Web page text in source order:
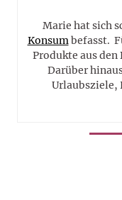
Marie hat sich
Konsumbefasst.
Produkte aus den
Darüber
Urlaubsziele,